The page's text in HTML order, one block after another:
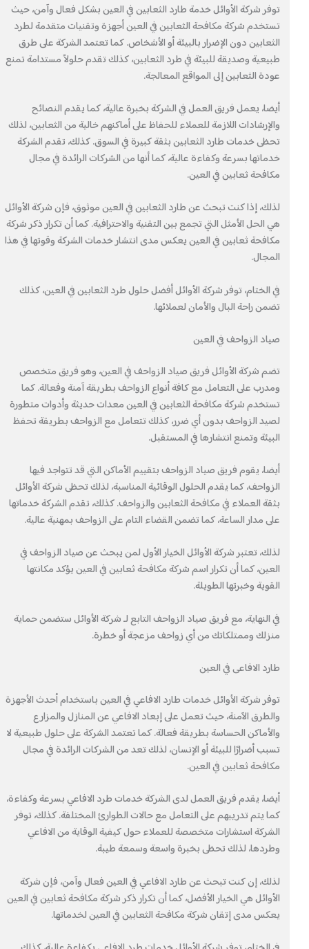
توفر شركة الأوائل خدمة طارد الثعابين في العين بشكل فعال وآمن، حيث
تستخدم شركة مكافحة الثعابين في العين أجهزة وتقنيات متقدمة لطرد
الثعابين دون الإضرار بالبيئة أو الأشخاص. كما تعتمد الشركة على طرق
طبيعية وصديقة للبيئة في طرد الثعابين، كذلك تقدم حلولاً مستدامة تمنع
عودة الثعابين إلى المواقع المعالجة.
أيضا، يعمل فريق العمل في الشركة بخبرة عالية، كما يقدم النصائح
والإرشادات اللازمة للعملاء للحفاظ على أماكنهم خالية من الثعابين، لذلك
تحظى خدمات طارد الثعابين بثقة كبيرة في السوق. كذلك، تقدم الشركة
خدماتها بسرعة وكفاءة عالية، كما أنها من الشركات الرائدة في مجال
مكافحة ثعابين في العين.
لذلك، إذا كنت تبحث عن طارد الثعابين في العين موثوق، فإن شركة الأوائل
هي الحل الأمثل التي تجمع بين التقنية والاحترافية. كما أن تكرار ذكر شركة
مكافحة ثعابين في العين يعكس مدى انتشار خدمات الشركة وقوتها في هذا
المجال.
في الختام، توفر شركة الأوائل أفضل حلول طرد الثعابين في العين، كذلك
تضمن راحة البال والأمان لعملائها.
صياد الزواحف في العين
تضم شركة الأوائل فريق صياد الزواحف في العين، وهو فريق متخصص
ومدرب على التعامل مع كافة أنواع الزواحف بطريقة آمنة وفعالة. كما
تستخدم شركة مكافحة الثعابين في العين معدات حديثة وأدوات متطورة
لصيد الزواحف بدون أي ضرر، كذلك تتعامل مع الزواحف بطريقة تحفظ
البيئة وتمنع انتشارها في المستقبل.
أيضا، يقوم فريق صياد الزواحف بتقييم الأماكن التي قد تتواجد فيها
الزواحف، كما يقدم الحلول الوقائية المناسبة، لذلك تحظى شركة الأوائل
بثقة العملاء في مكافحة الثعابين والزواحف. كذلك، تقدم الشركة خدماتها
على مدار الساعة، كما تضمن القضاء التام على الزواحف بمهنية عالية.
لذلك، تعتبر شركة الأوائل الخيار الأول لمن يبحث عن صياد الزواحف في
العين، كما أن تكرار اسم شركة مكافحة ثعابين في العين يؤكد مكانتها
القوية وخبرتها الطويلة.
في النهاية، مع فريق صياد الزواحف التابع لـ شركة الأوائل ستضمن حماية
منزلك وممتلكاتك من أي زواحف مزعجة أو خطرة.
طارد الافاعى في العين
توفر شركة الأوائل خدمات طارد الافاعي في العين باستخدام أحدث الأجهزة
والطرق الآمنة، حيث تعمل على إبعاد الافاعي عن المنازل والمزارع
والأماكن الحساسة بطريقة فعالة. كما تعتمد الشركة على حلول طبيعية لا
تسبب أضرارًا للبيئة أو الإنسان، لذلك تعد من الشركات الرائدة في مجال
مكافحة ثعابين في العين.
أيضا، يقدم فريق العمل لدى الشركة خدمات طرد الافاعي بسرعة وكفاءة،
كما يتم تدريبهم على التعامل مع حالات الطوارئ المختلفة. كذلك، توفر
الشركة استشارات متخصصة للعملاء حول كيفية الوقاية من الافاعي
وطردها، لذلك تحظى بخبرة واسعة وسمعة طيبة.
لذلك، إن كنت تبحث عن طارد الافاعي في العين فعال وآمن، فإن شركة
الأوائل هي الخيار الأفضل، كما أن تكرار ذكر شركة مكافحة ثعابين في العين
يعكس مدى إتقان شركة مكافحة الثعابين في العين لخدماتها.